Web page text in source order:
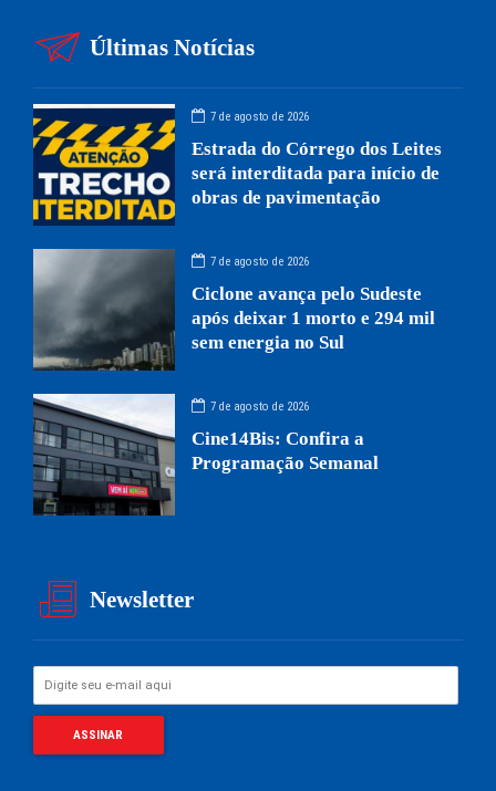
Últimas Notícias
7 de agosto de 2026
Estrada do Córrego dos Leites
será interditada para início de
obras de pavimentação
7 de agosto de 2026
Ciclone avança pelo Sudeste
após deixar 1 morto e 294 mil
sem energia no Sul
7 de agosto de 2026
Cine14Bis: Confira a
Programação Semanal
Newsletter